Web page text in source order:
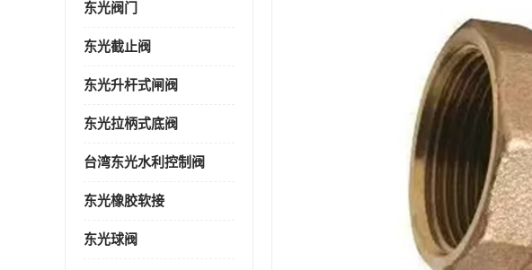
东光阀门
东光截止阀
东光升杆式闸阀
东光拉柄式底阀
台湾东光水利控制阀
东光橡胶软接
东光球阀